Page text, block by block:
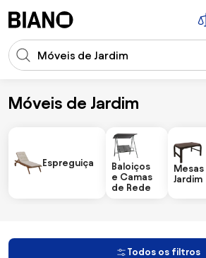
Entrada de pesquisa
Móveis de Jardim
Móveis Móveis de Jardim
EspreguiçadeirasBaloiços
e Camas
de Rede
Mesas
Jardim
Todos os filtros